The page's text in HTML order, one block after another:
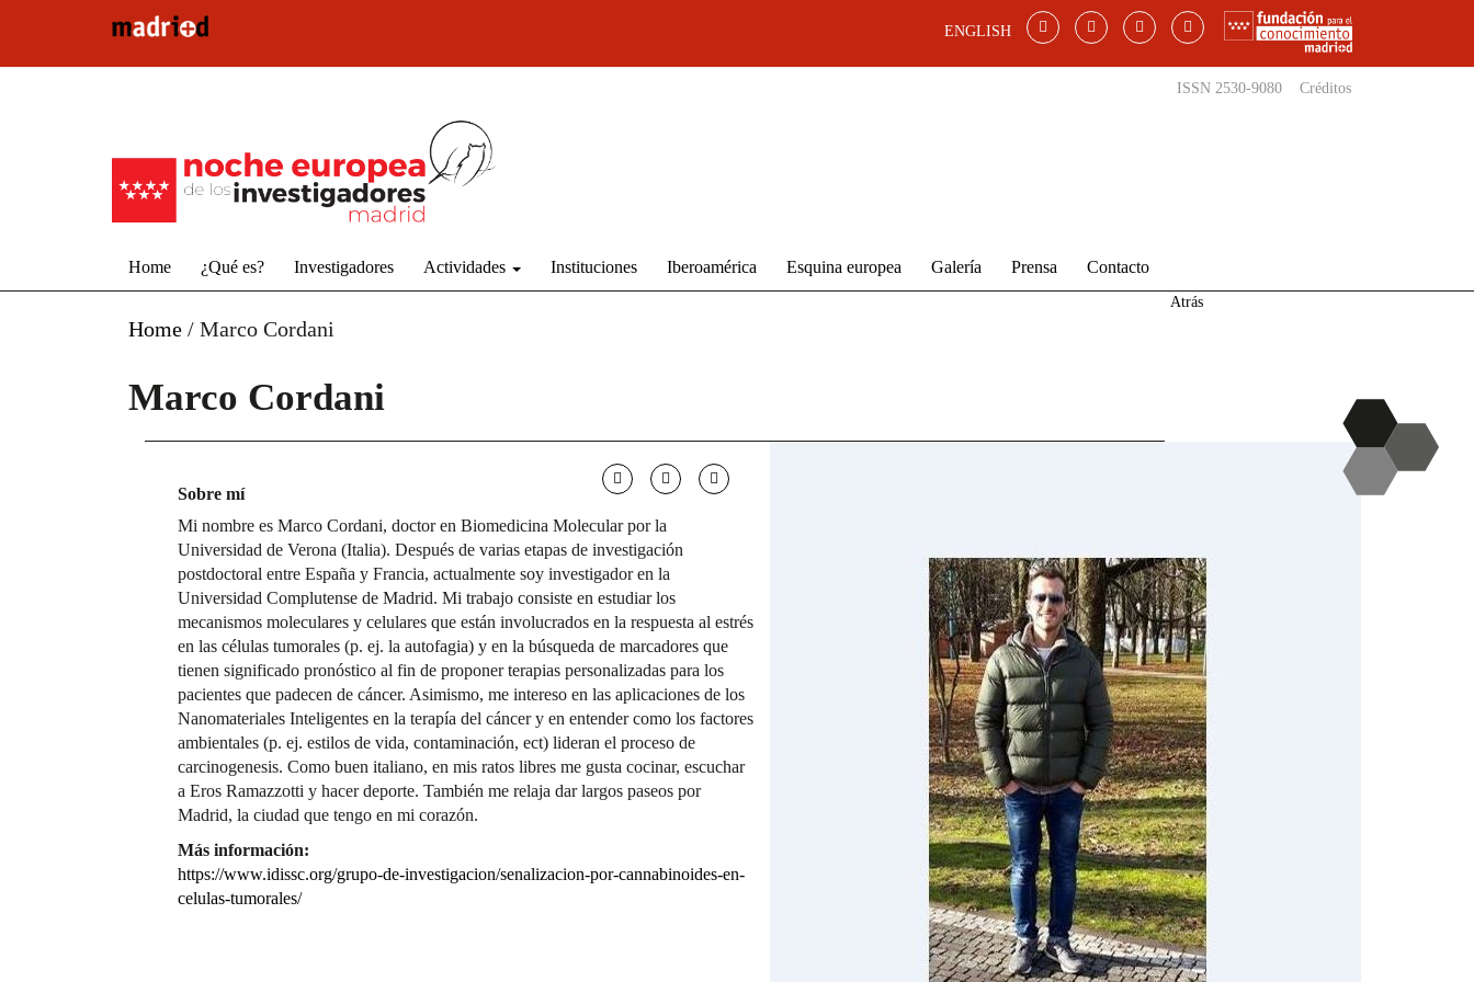
ENGLISH
ISSN 2530-9080 Créditos
Home ¿Qué es? Investigadores Actividades Instituciones Iberoamérica Esquina europea Galería Prensa Contacto
Home / Marco Cordani
Atrás
Marco Cordani
Sobre mí
Mi nombre es Marco Cordani, doctor en Biomedicina Molecular por la
Universidad de Verona (Italia). Después de varias etapas de investigación
postdoctoral entre España y Francia, actualmente soy investigador en la
Universidad Complutense de Madrid. Mi trabajo consiste en estudiar los
mecanismos moleculares y celulares que están involucrados en la respuesta al estrés
en las células tumorales (p. ej. la autofagia) y en la búsqueda de marcadores que
tienen significado pronóstico al fin de proponer terapias personalizadas para los
pacientes que padecen de cáncer. Asimismo, me intereso en las aplicaciones de los
Nanomateriales Inteligentes en la terapía del cáncer y en entender como los factores
ambientales (p. ej. estilos de vida, contaminación, ect) lideran el proceso de
carcinogenesis. Como buen italiano, en mis ratos libres me gusta cocinar, escuchar
a Eros Ramazzotti y hacer deporte. También me relaja dar largos paseos por
Madrid, la ciudad que tengo en mi corazón.
Más información:
https://www.idissc.org/grupo-de-investigacion/senalizacion-por-cannabinoides-en-
celulas-tumorales/